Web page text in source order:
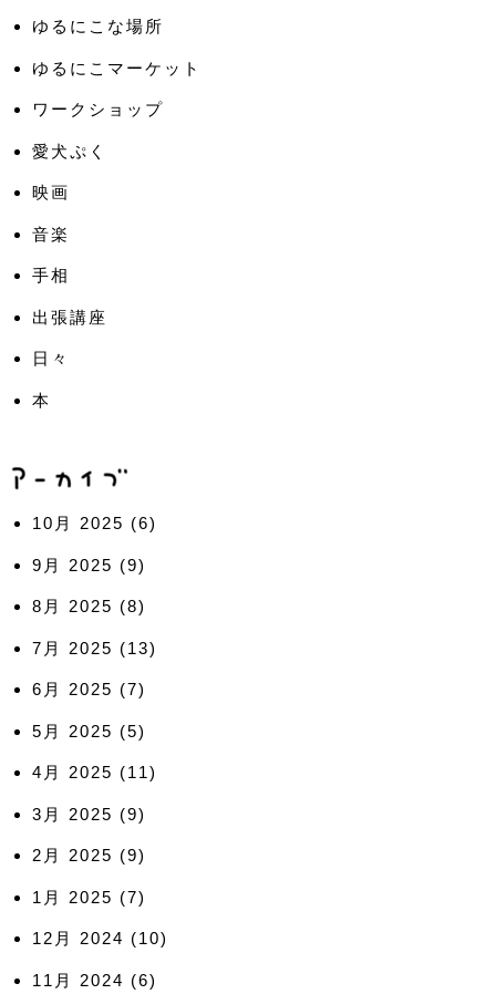
ゆるにこな場所
ゆるにこマーケット
ワークショップ
愛犬ぷく
映画
音楽
手相
出張講座
日々
本
10月 2025 (6)
9月 2025 (9)
8月 2025 (8)
7月 2025 (13)
6月 2025 (7)
5月 2025 (5)
4月 2025 (11)
3月 2025 (9)
2月 2025 (9)
1月 2025 (7)
12月 2024 (10)
11月 2024 (6)